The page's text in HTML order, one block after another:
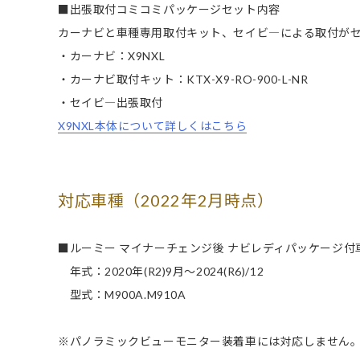
■出張取付コミコミパッケージセット内容
カーナビと車種専用取付キット、セイビ―による取付が
・カーナビ：X9NXL
・カーナビ取付キット：KTX-X9-RO-900-L-NR
・セイビ―出張取付
X9NXL本体について詳しくはこちら
対応車種（2022年2月時点）
■ルーミー マイナーチェンジ後 ナビレディパッケージ付
年式：2020年(R2)9月～2024(R6)/12
型式：M900A.M910A
※パノラミックビューモニター装着車には対応しません。